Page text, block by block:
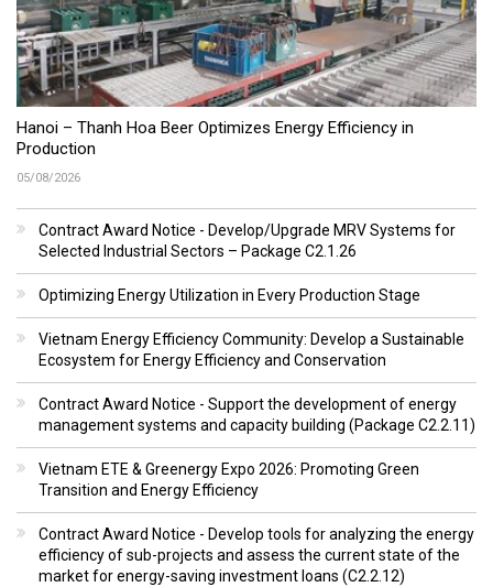
Hanoi – Thanh Hoa Beer Optimizes Energy Efficiency in
Production
05/08/2026
Contract Award Notice - Develop/Upgrade MRV Systems for
Selected Industrial Sectors – Package C2.1.26
Optimizing Energy Utilization in Every Production Stage
Vietnam Energy Efficiency Community: Develop a Sustainable
Ecosystem for Energy Efficiency and Conservation
Contract Award Notice - Support the development of energy
management systems and capacity building (Package C2.2.11)
Vietnam ETE & Greenergy Expo 2026: Promoting Green
Transition and Energy Efficiency
Contract Award Notice - Develop tools for analyzing the energy
efficiency of sub-projects and assess the current state of the
market for energy-saving investment loans (C2.2.12)